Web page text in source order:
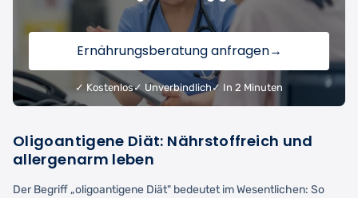
Ernährungsberatung anfragen→
✓ Kostenlos✓ Unverbindlich✓ In 2 Minuten
Oligoantigene Diät: Nährstoffreich und
allergenarm leben
Der Begriff „oligoantigene Diät" bedeutet im Wesentlichen: So